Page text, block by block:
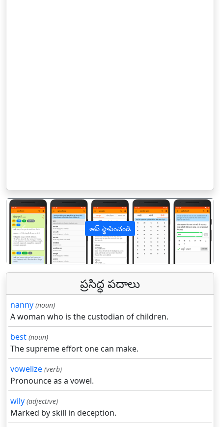
ఆప్ స్థాపించండి
पिछला
ప్రసిద్ధ పదాలు
nanny (noun)
A woman who is the custodian of children.
best (noun)
The supreme effort one can make.
vowelize (verb)
Pronounce as a vowel.
wily (adjective)
Marked by skill in deception.